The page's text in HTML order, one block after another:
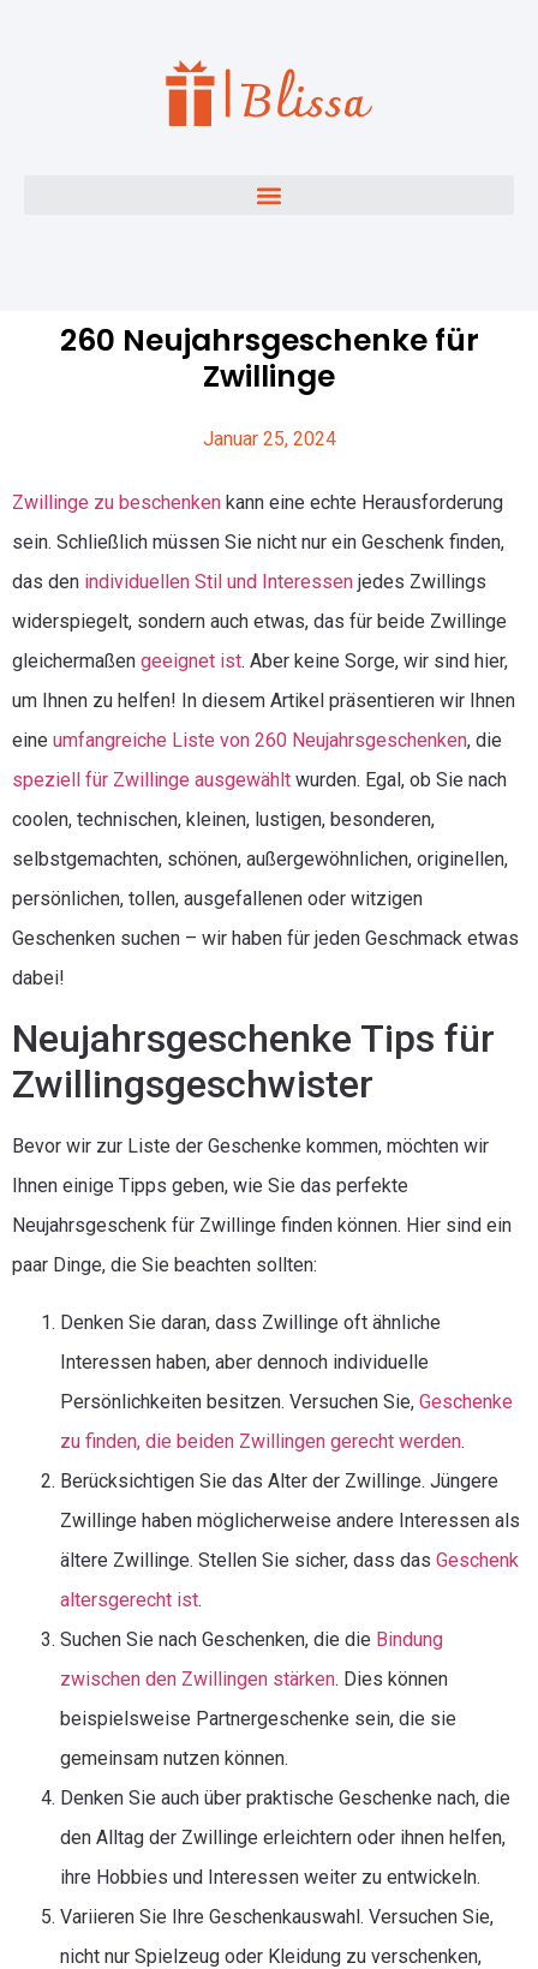
260 Neujahrsgeschenke für
Zwillinge
Januar 25, 2024
Zwillinge zu beschenken kann eine echte Herausforderung
sein. Schließlich müssen Sie nicht nur ein Geschenk finden,
das den individuellen Stil und Interessen jedes Zwillings
widerspiegelt, sondern auch etwas, das für beide Zwillinge
gleichermaßen geeignet ist. Aber keine Sorge, wir sind hier,
um Ihnen zu helfen! In diesem Artikel präsentieren wir Ihnen
eine umfangreiche Liste von 260 Neujahrsgeschenken, die
speziell für Zwillinge ausgewählt wurden. Egal, ob Sie nach
coolen, technischen, kleinen, lustigen, besonderen,
selbstgemachten, schönen, außergewöhnlichen, originellen,
persönlichen, tollen, ausgefallenen oder witzigen
Geschenken suchen – wir haben für jeden Geschmack etwas
dabei!
Neujahrsgeschenke Tips für
Zwillingsgeschwister
Bevor wir zur Liste der Geschenke kommen, möchten wir
Ihnen einige Tipps geben, wie Sie das perfekte
Neujahrsgeschenk für Zwillinge finden können. Hier sind ein
paar Dinge, die Sie beachten sollten:
Denken Sie daran, dass Zwillinge oft ähnliche
Interessen haben, aber dennoch individuelle
Persönlichkeiten besitzen. Versuchen Sie, Geschenke
zu finden, die beiden Zwillingen gerecht werden.
Berücksichtigen Sie das Alter der Zwillinge. Jüngere
Zwillinge haben möglicherweise andere Interessen als
ältere Zwillinge. Stellen Sie sicher, dass das Geschenk
altersgerecht ist.
Suchen Sie nach Geschenken, die die Bindung
zwischen den Zwillingen stärken. Dies können
beispielsweise Partnergeschenke sein, die sie
gemeinsam nutzen können.
Denken Sie auch über praktische Geschenke nach, die
den Alltag der Zwillinge erleichtern oder ihnen helfen,
ihre Hobbies und Interessen weiter zu entwickeln.
Variieren Sie Ihre Geschenkauswahl. Versuchen Sie,
nicht nur Spielzeug oder Kleidung zu verschenken,